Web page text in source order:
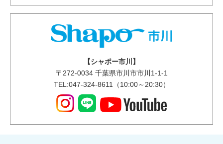
【シャポー市川】
〒 272-0034千葉県市川市市川1-1-1
TEL:047-324-8611（10:00～20:30）